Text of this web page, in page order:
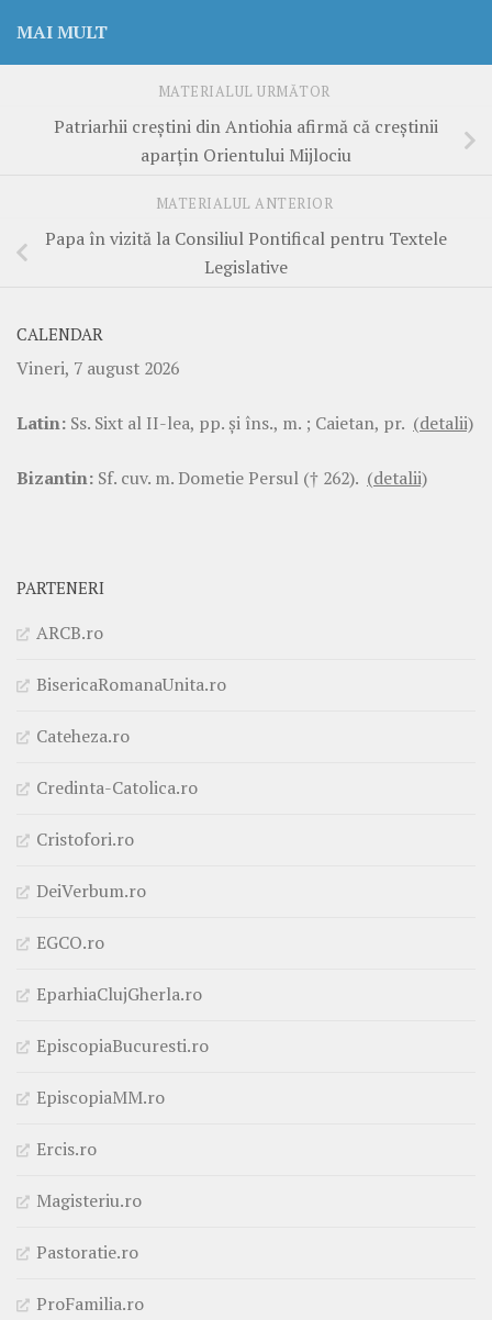
MAI MULT
MATERIALUL URMĂTOR
Patriarhii creştini din Antiohia afirmă că creştinii
aparţin Orientului Mijlociu
MATERIALUL ANTERIOR
Papa în vizită la Consiliul Pontifical pentru Textele
Legislative
CALENDAR
Vineri, 7 august 2026
Latin: Ss. Sixt al II-lea, pp. şi îns., m. ; Caietan, pr. (detalii)
Bizantin: Sf. cuv. m. Dometie Persul († 262). (detalii)
PARTENERI
ARCB.ro
BisericaRomanaUnita.ro
Cateheza.ro
Credinta-Catolica.ro
Cristofori.ro
DeiVerbum.ro
EGCO.ro
EparhiaClujGherla.ro
EpiscopiaBucuresti.ro
EpiscopiaMM.ro
Ercis.ro
Magisteriu.ro
Pastoratie.ro
ProFamilia.ro